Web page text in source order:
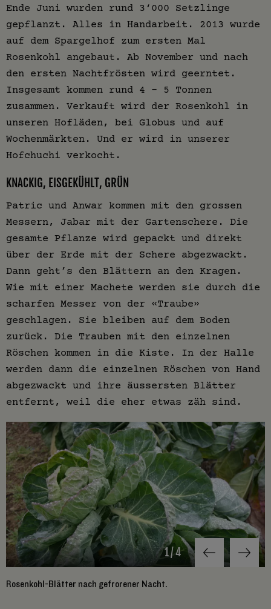
Ende Juni wurden rund 3‘000 Setzlinge
gepflanzt. Alles in Handarbeit. 2013 wurde
auf dem Spargelhof zum ersten Mal
Rosenkohl angebaut. Ab November und nach
den ersten Nachtfrösten wird geerntet.
Insgesamt kommen rund 4 – 5 Tonnen
zusammen. Verkauft wird der Rosenkohl in
unseren Hofläden, bei Globus und auf
Wochenmärkten. Und er wird in unserer
Hofchuchi verkocht.
KNACKIG, EISGEKÜHLT, GRÜN
Patric und Anwar kommen mit den grossen
Messern, Jabar mit der Gartenschere. Die
gesamte Pflanze wird gepackt und direkt
über der Erde mit der Schere abgezwackt.
Dann geht’s den Blättern an den Kragen.
Wie mit einer Machete werden sie durch die
scharfen Messer von der «Traube»
geschlagen. Sie bleiben auf dem Boden
zurück. Die Trauben mit den einzelnen
Röschen kommen in die Kiste. In der Halle
werden dann die einzelnen Röschen von Hand
abgezwackt und ihre äussersten Blätter
entfernt, weil die eher etwas zäh sind.
1/4
Rosenkohl-Blätter nach gefrorener Nacht.